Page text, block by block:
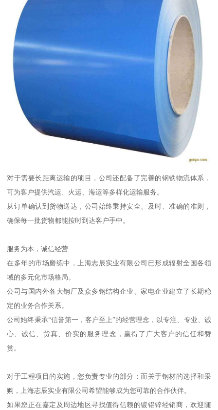
对于需要长距离运输的项目，公司还配备了完善的钢铁物流体系，
可为客户提供汽运、火运、海运等多样化运输服务。
从订单确认到货物送达，公司始终秉持安全、及时、准确的准则，
确保每一批货物都能按时到达客户手中。
服务为本，诚信经营
在多年的市场磨练中，上海志辰实业有限公司已形成辐射全国各领
域的多元化市场格局。
公司与国内外各大钢厂及众多钢结构企业、家电企业建立了长期稳
定的业务合作关系。
公司始终秉承“信誉第一，客户至上”的经营理念，以专注、专业、诚
心、诚信、货真、价实的服务理念，赢得了广大客户的信任和赞
赏。
对于工程项目的实施，您负责专业的部分；而关于钢材的选择和采
购，上海志辰实业有限公司希望能够成为您可靠的合作伙伴。
如果您正在嘉定及周边地区寻找值得信赖的镀铝锌经销商，欢迎随